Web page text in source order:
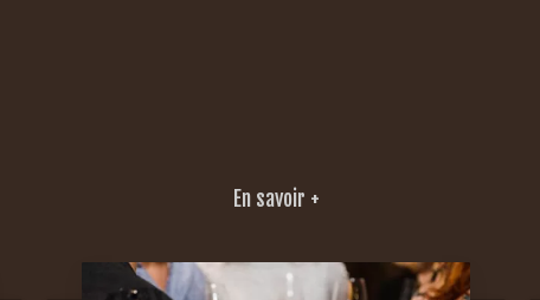
En savoir +